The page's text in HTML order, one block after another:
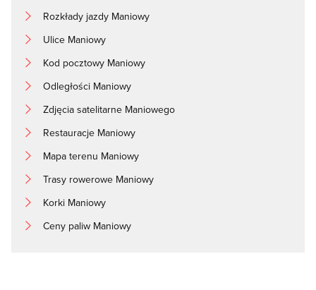
Rozkłady jazdy Maniowy
Ulice Maniowy
Kod pocztowy Maniowy
Odległości Maniowy
Zdjęcia satelitarne Maniowego
Restauracje Maniowy
Mapa terenu Maniowy
Trasy rowerowe Maniowy
Korki Maniowy
Ceny paliw Maniowy